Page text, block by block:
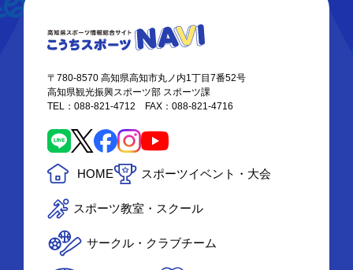
〒780-8570 高知県高知市丸ノ内1丁目7番52号
高知県観光振興スポーツ部 スポーツ課
TEL：088-821-4712 FAX：088-821-4716
HOME スポーツイベント・大会
スポーツ教室・スクール
サークル・クラブチーム